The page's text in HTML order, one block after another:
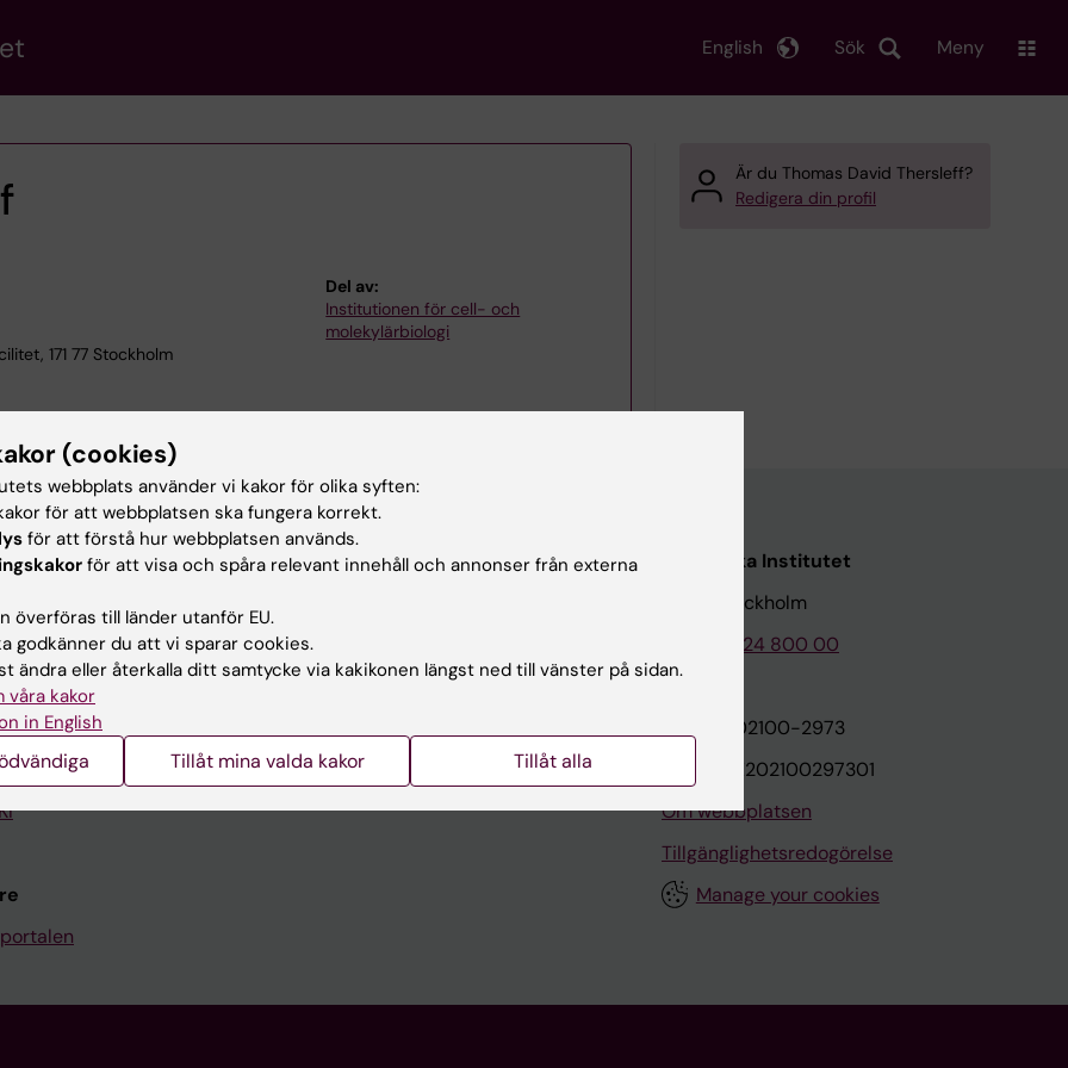
Sök
English Meny
171 77 Stockholm
Del av:
Institutionen för cell- och
molekylärbiologi
Är du Thomas David Thersleff?
Redigera din profil
Kontakta och besök KI
Stöd forskning och utbildning
Kontakta presstjänsten
Karolinska Institutet
171 77 Stockholm
Tel: 08-524 800 00
Org.nr: 202100-2973
VAT.nr: SE202100297301
Om webbplatsen
Tillgänglighetsredogörelse
Manage your cookies
(cookies)
webbplats använder vi kakor för olika syften:
för att webbplatsen ska fungera korrekt.
för att förstå hur webbplatsen används.
för att visa och spåra relevant innehåll och annonser från externa
överföras till länder utanför EU.
godkänner du att vi sparar cookies.
ändra eller återkalla ditt samtycke via kakikonen längst ned till vänster på sidan.
våra kakor
in English
Tillåt mina valda kakor Tillåt alla